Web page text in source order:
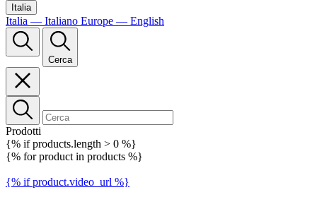
Italia
Italia — Italiano Europe — English
Cerca
Prodotti
{% if products.length > 0 %}
{% for product in products %}
{% if product.video_url %}